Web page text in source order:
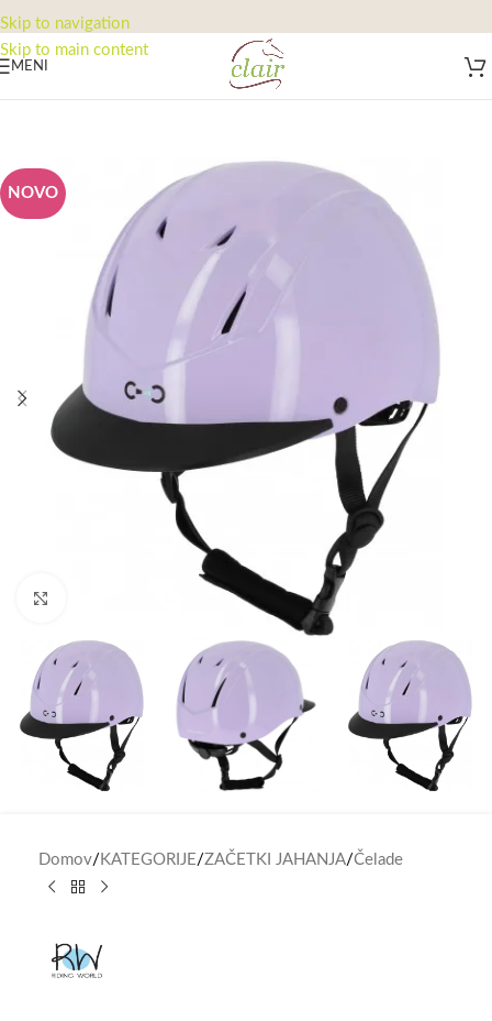
Skip to navigation
Skip to main content
MENI
NOVO
Domov/ KATEGORIJE/ZAČETKI JAHANJA/Čelade